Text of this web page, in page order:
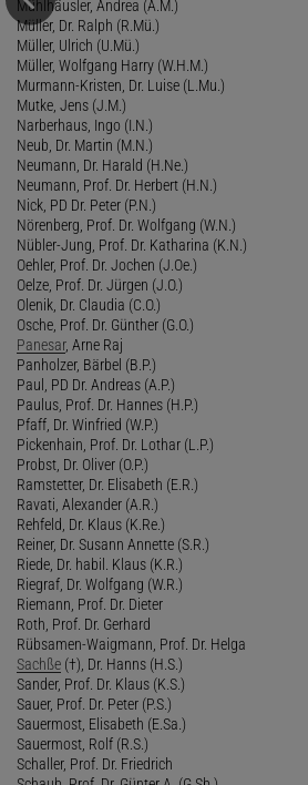
Mühlhäusler, Andrea (A.M.)
Müller, Dr. Ralph (R.Mü.)
Müller, Ulrich (U.Mü.)
Müller, Wolfgang Harry (W.H.M.)
Murmann-Kristen, Dr. Luise (L.Mu.)
Mutke, Jens (J.M.)
Narberhaus, Ingo (I.N.)
Neub, Dr. Martin (M.N.)
Neumann, Dr. Harald (H.Ne.)
Neumann, Prof. Dr. Herbert (H.N.)
Nick, PD Dr. Peter (P.N.)
Nörenberg, Prof. Dr. Wolfgang (W.N.)
Nübler-Jung, Prof. Dr. Katharina (K.N.)
Oehler, Prof. Dr. Jochen (J.Oe.)
Oelze, Prof. Dr. Jürgen (J.O.)
Olenik, Dr. Claudia (C.O.)
Osche, Prof. Dr. Günther (G.O.)
Panesar, Arne Raj
Panholzer, Bärbel (B.P.)
Paul, PD Dr. Andreas (A.P.)
Paulus, Prof. Dr. Hannes (H.P.)
Pfaff, Dr. Winfried (W.P.)
Pickenhain, Prof. Dr. Lothar (L.P.)
Probst, Dr. Oliver (O.P.)
Ramstetter, Dr. Elisabeth (E.R.)
Ravati, Alexander (A.R.)
Rehfeld, Dr. Klaus (K.Re.)
Reiner, Dr. Susann Annette (S.R.)
Riede, Dr. habil. Klaus (K.R.)
Riegraf, Dr. Wolfgang (W.R.)
Riemann, Prof. Dr. Dieter
Roth, Prof. Dr. Gerhard
Rübsamen-Waigmann, Prof. Dr. Helga
Sachße (†), Dr. Hanns (H.S.)
Sander, Prof. Dr. Klaus (K.S.)
Sauer, Prof. Dr. Peter (P.S.)
Sauermost, Elisabeth (E.Sa.)
Sauermost, Rolf (R.S.)
Schaller, Prof. Dr. Friedrich